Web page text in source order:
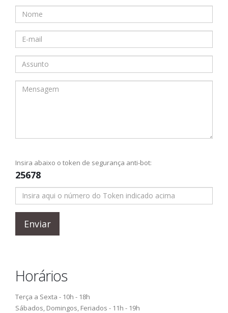
Insira abaixo o token de segurança anti-bot:
25678
Enviar
Horários
Terça a Sexta - 10h - 18h
Sábados, Domingos, Feriados - 11h - 19h